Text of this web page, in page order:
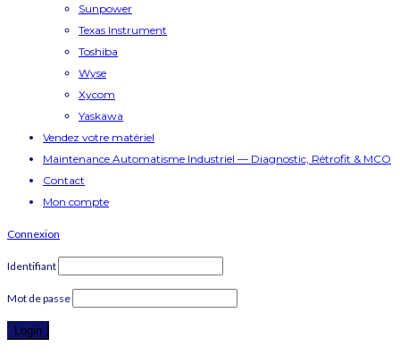
Sunpower
Texas Instrument
Toshiba
Wyse
Xycom
Yaskawa
Vendez votre matériel
Maintenance Automatisme Industriel — Diagnostic, Rétrofit & MCO
Contact
Mon compte
Connexion
Identifiant
Mot de passe